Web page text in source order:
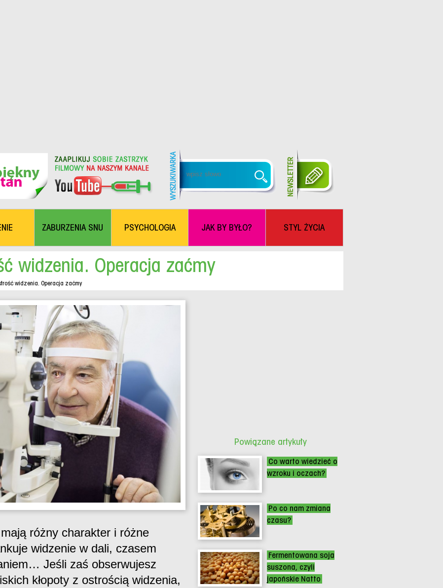
ZABURZENIA SNU PSYCHOLOGIA JAK BY BYŁO? STYL ŻYCIA
widzenia. Operacja zaćmy
widzenia. Operacja zaćmy
różny charakter i różne
widzenie w dali, czasem
Jeśli zaś obserwujesz
kłopoty z ostrością widzenia,
Powiązane artykuły
Co warto wiedzieć o
wzroku i oczach?
Po co nam zmiana
czasu?
Fermentowana soja
suszona, czyli
japońskie Natto